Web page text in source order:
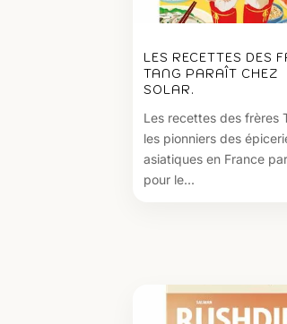
LES RECETTES DES
TANG PARAÎT CHEZ
SOLAR.
Les recettes des frères
les pionniers des
asiatiques en France
pour le...